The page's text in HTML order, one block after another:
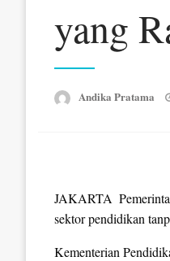
yang
Andika Pratama
JAKARTA 
sektor pendidikan
Kementerian